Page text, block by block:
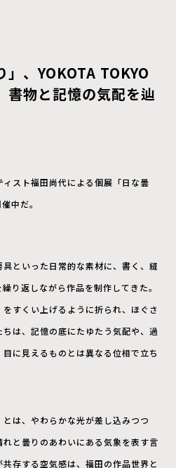
、YOKOTA TOKYO
書物と記憶の気配を辿
スト福田尚代による個展「日な曇
中だ。
といった日常的な素材に、書く、縫
り返しながら作品を制作してきた。
すくい上げるように折られ、ほぐさ
は、記憶の底にたゆたう気配や、過
に見えるものとは異なる位相で立ち
は、やわらかな光が差し込みつつ
と曇りのあわいにある気象を表す言
存する空気感は、福田の作品世界と